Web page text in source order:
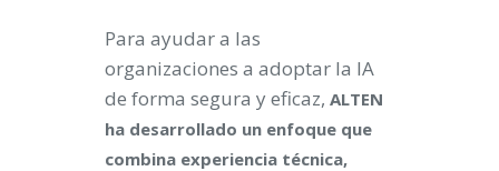
Para ayudar a las
organizaciones a adoptar la IA
de forma segura y eficaz, ALTEN
ha desarrollado un enfoque que
combina experiencia técnica,